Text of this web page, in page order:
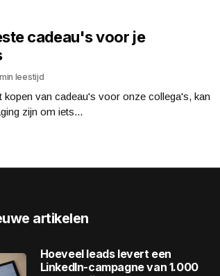
cadeau's voor je
leestijd
kopen van cadeau's voor onze collega's, kan
zijn om iets...
artikelen
Hoeveel leads levert een
LinkedIn-campagne van 1.000